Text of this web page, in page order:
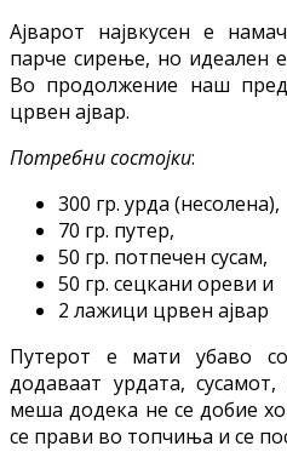
Ајварот највкусен е
парче сирење, но идеален
Во продолжение наш
црвен ајвар.
Потребни состојки:
300 гр. урда (несолена),
70 гр. путер,
50 гр. потпечен сусам,
50 гр. сецкани ореви и
2 лажици црвен ајвар
Путерот е мати убаво
додаваат урдата,
меша додека не се добие
се прави во топчиња и се